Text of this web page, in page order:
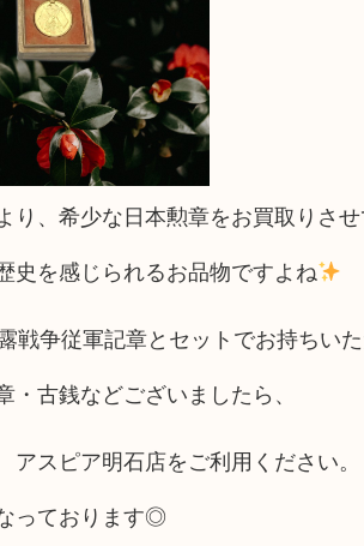
り、希少な日本勲章をお買取りさせ
史を感じられるお品物ですよね
戦争従軍記章とセットでお持ちい
古銭などございましたら、
スピア明石店をご利用ください。
っております◎